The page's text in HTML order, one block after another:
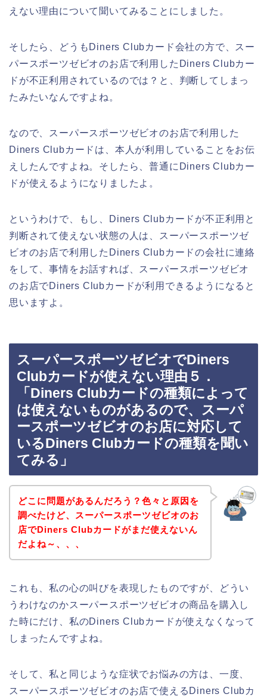
えない理由について聞いてみることにしました。
そしたら、どうもDiners Clubカード会社の方で、スー
パースポーツゼビオのお店で利用したDiners Clubカー
ドが不正利用されているのでは？と、判断してしまっ
たみたいなんですよね。
なので、スーパースポーツゼビオのお店で利用した
Diners Clubカードは、本人が利用していることをお伝
えしたんですよね。そしたら、普通にDiners Clubカー
ドが使えるようになりましたよ。
というわけで、もし、Diners Clubカードが不正利用と
判断されて使えない状態の人は、スーパースポーツゼ
ビオのお店で利用したDiners Clubカードの会社に連絡
をして、事情をお話すれば、スーパースポーツゼビオ
のお店でDiners Clubカードが利用できるようになると
思いますよ。
スーパースポーツゼビオでDiners
Clubカードが使えない理由５．
「Diners Clubカードの種類によって
は使えないものがあるので、スーパ
ースポーツゼビオのお店に対応して
いるDiners Clubカードの種類を聞い
てみる」
どこに問題があるんだろう？色々と原因を
調べたけど、スーパースポーツゼビオのお
店でDiners Clubカードがまだ使えないん
だよね～、、、
これも、私の心の叫びを表現したものですが、どうい
うわけなのかスーパースポーツゼビオの商品を購入し
た時にだけ、私のDiners Clubカードが使えなくなって
しまったんですよね。
そして、私と同じような症状でお悩みの方は、一度、
スーパースポーツゼビオのお店で使えるDiners Clubカ